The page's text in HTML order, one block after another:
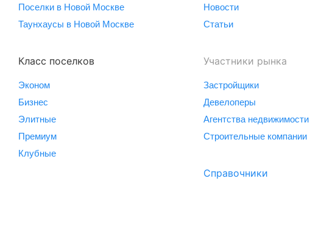
Поселки в Новой Москве
Таунхаусы в Новой Москве
Класс поселков
Эконом
Бизнес
Элитные
Премиум
Клубные
Новости
Статьи
Участники рынка
Застройщики
Девелоперы
Агентства недвижимости
Строительные компании
Справочники